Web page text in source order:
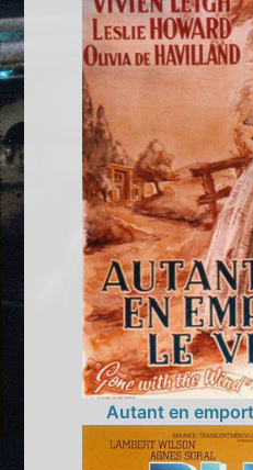
Autant en